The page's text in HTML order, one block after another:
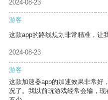
2024-08-23
游客
这款app的路线规划非常精准，让
2024-08-23
游客
这款加速器app的加速效果非常好
况了。我以前玩游戏经常会输，